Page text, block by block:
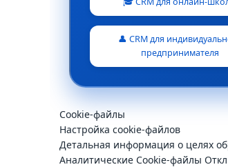
👤 CRM для
предпринимателя
Cookie-файлы
Настройка cookie-файлов
Детальная информация о целях
Аналитические Cookie-файлы